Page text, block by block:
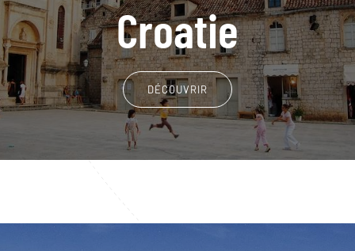
Croatie
DÉCOUVRIR